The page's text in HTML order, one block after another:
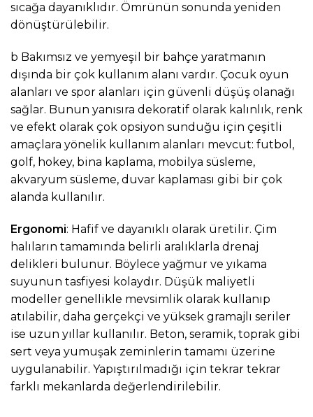
sıcağa dayanıklıdır. Ömrünün sonunda yeniden
dönüştürülebilir.
b Bakımsız ve yemyeşil bir bahçe yaratmanın
dışında bir çok kullanım alanı vardır. Çocuk oyun
alanları ve spor alanları için güvenli düşüş olanağı
sağlar. Bunun yanısıra dekoratif olarak kalınlık, renk
ve efekt olarak çok opsiyon sunduğu için çeşitli
amaçlara yönelik kullanım alanları mevcut: futbol,
golf, hokey, bina kaplama, mobilya süsleme,
akvaryum süsleme, duvar kaplaması gibi bir çok
alanda kullanılır.
Ergonomi: Hafif ve dayanıklı olarak üretilir. Çim
halıların tamamında belirli aralıklarla drenaj
delikleri bulunur. Böylece yağmur ve yıkama
suyunun tasfiyesi kolaydır. Düşük maliyetli
modeller genellikle mevsimlik olarak kullanıp
atılabilir, daha gerçekçi ve yüksek gramajlı seriler
ise uzun yıllar kullanılır. Beton, seramik, toprak gibi
sert veya yumuşak zeminlerin tamamı üzerine
uygulanabilir. Yapıştırılmadığı için tekrar tekrar
farklı mekanlarda değerlendirilebilir.